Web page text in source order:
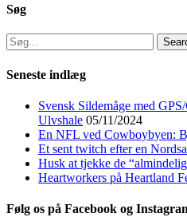
Søg
Search
for:
Seneste indlæg
Svensk Sildemåge med
Ulvshale 05/11/2024
En NFL ved Cowboybyen:
Et sent twitch efter en
Husk at tjekke de
Heartworkers på Heartland
Følg os på Facebook og